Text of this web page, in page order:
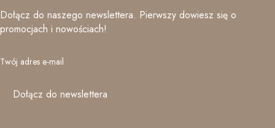
Dołącz do naszego newslettera. Pierwszy dowiesz się o
promocjach i nowościach!
Twój adres e-mail
Dołącz do newslettera